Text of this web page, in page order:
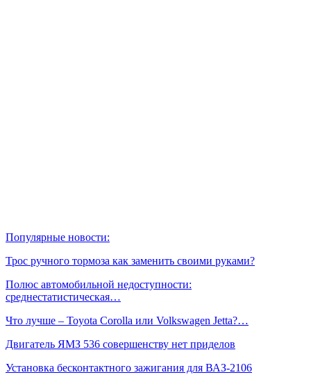
Популярные новости:
Трос ручного тормоза как заменить своими руками?
Полюс автомобильной недоступности:
среднестатистическая…
Что лучше – Toyota Corolla или Volkswagen Jetta?…
Двигатель ЯМЗ 536 совершенству нет приделов
Установка бесконтактного зажигания для ВАЗ-2106